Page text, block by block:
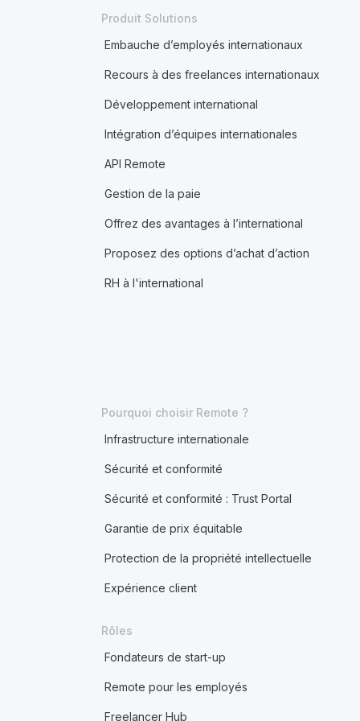
Produit Solutions
Embauche d’employés internationaux
Recours à des freelances internationaux
Développement international
Intégration d’équipes internationales
API Remote
Gestion de la paie
Offrez des avantages à l’international
Proposez des options d’achat d’action
RH à l'international
Pourquoi choisir Remote ?
Infrastructure internationale
Sécurité et conformité
Sécurité et conformité : Trust Portal
Garantie de prix équitable
Protection de la propriété intellectuelle
Expérience client
Rôles
Fondateurs de start-up
Remote pour les employés
Freelancer Hub